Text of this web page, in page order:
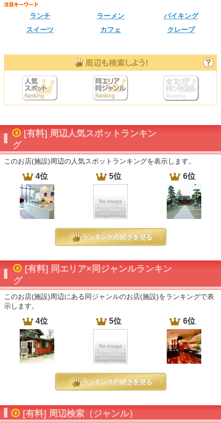
ランチ ラーメン
バイキング
スイーツ
カフェ クレープ
[有料] 周辺人気スポットランキン
グ
このお店(施設)周辺の人気スポットランキングを表示します。
4位 5位 6位
[有料] 同エリア×同ジャンルランキン
グ
このお店(施設)周辺にある同ジャンルのお店(施設)をランキングで表
示します。
4位 5位 6位
[有料] 周辺検索（ジャンル）